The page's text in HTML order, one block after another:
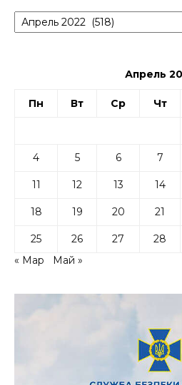
Архивы
Апрель
Пн Вт Ср Чт
4 5 6 7
11 12 13 14
18 19 20 21
25 26 27 28
« Мар
Май »